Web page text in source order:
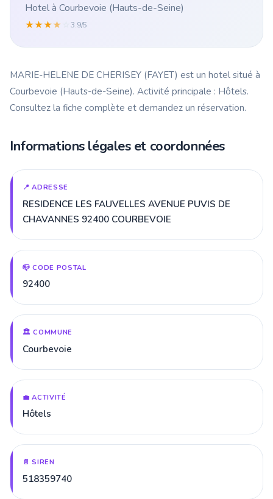
Hotel à Courbevoie (Hauts-de-Seine)
★★★★ 3.9/5
MARIE-HELENE DE CHERISEY (FAYET) est un hotel situé à
Courbevoie (Hauts-de-Seine). Activité principale : Hôtels.
Consultez la fiche complète et demandez un réservation.
Informations légales et coordonnées
📍 ADRESSE
RESIDENCE LES FAUVELLES AVENUE PUVIS DE
CHAVANNES 92400 COURBEVOIE
📪 CODE POSTAL
92400
🏛️ COMMUNE
Courbevoie
💼 ACTIVITÉ
Hôtels
📄 SIREN
518359740